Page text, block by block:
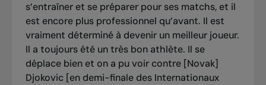
s’entraîner et se préparer pour ses matchs, et il
est encore plus professionnel qu’avant. Il est
vraiment déterminé à devenir un meilleur joueur.
Il a toujours été un très bon athlète. Il se
déplace bien et on a pu voir contre [Novak]
Djokovic [en demi-finale des Internationaux